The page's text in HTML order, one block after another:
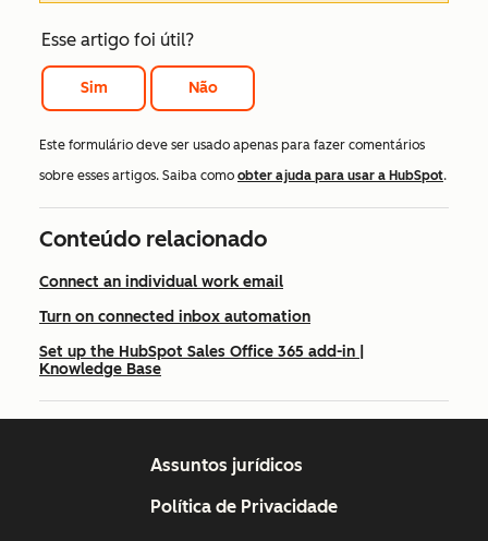
Esse artigo foi útil?
Sim Não
Este formulário deve ser usado apenas para fazer comentários
sobre esses artigos. Saiba como obter ajuda para usar a HubSpot.
Conteúdo relacionado
Connect an individual work email
Turn on connected inbox automation
Set up the HubSpot Sales Office 365 add-in |
Knowledge Base
Assuntos jurídicos
Política de Privacidade